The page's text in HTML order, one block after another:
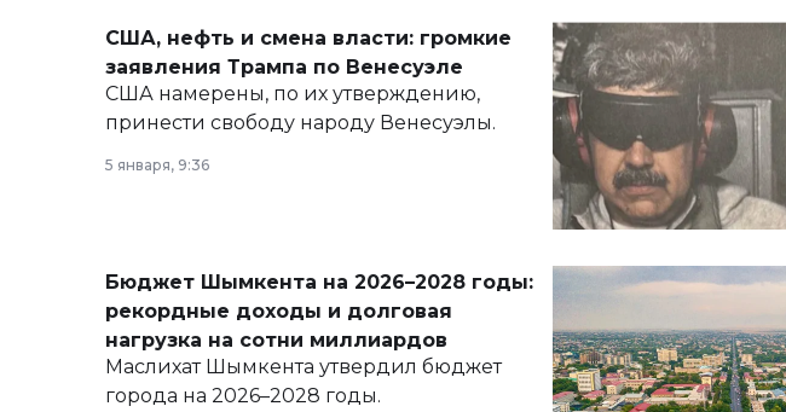
США, нефть и смена власти: громкие
заявления Трампа по Венесуэле
США намерены, по их утверждению,
принести свободу народу Венесуэлы.
5 января, 9:36
Бюджет Шымкента на 2026–2028 годы:
рекордные доходы и долговая
нагрузка на сотни миллиардов
Маслихат Шымкента утвердил бюджет
города на 2026–2028 годы.